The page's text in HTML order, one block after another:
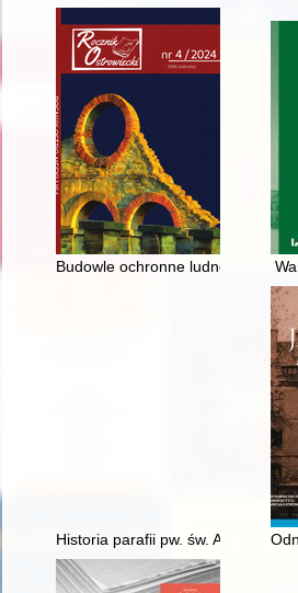
Budowle ochronne ludności
Historia parafii pw. św. Andrzeja